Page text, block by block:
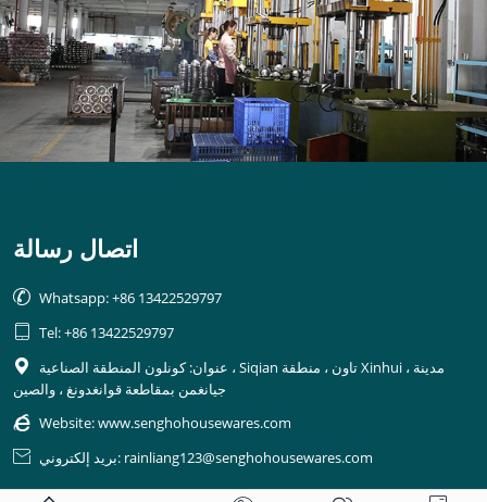
اتصال رسالة
 Whatsapp: +86 13422529797
 Tel: +86 13422529797

عنوان: كونلون المنطقة الصناعية ، Siqian تاون ، منطقة Xinhui ، مدينة
جيانغمن بمقاطعة قوانغدونغ ، والصين
 Website:www.senghohousewares.com
 بريد إلكتروني: rainliang123@senghohousewares.com